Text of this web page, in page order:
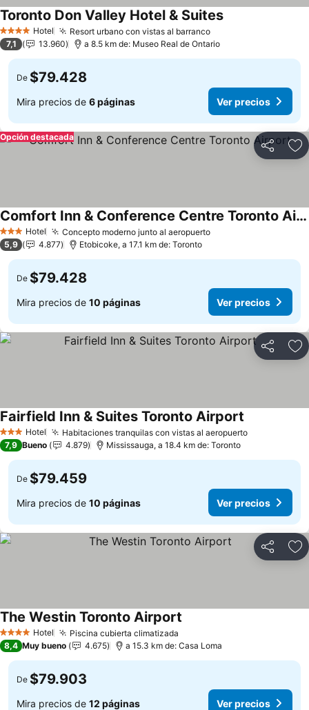
4 EstrellasHotel Resort urbano con vistas al barrancoVer precios
Toronto Don Valley Hotel & SuitesVer precios
7,1 13.960 a 8.5 km de: Museo Real de Ontario
De $79.428
Mira precios de 6 páginas Ver precios
Compartir
Opción destacada
3 Estrellas
Hotel Concepto moderno junto al aeropuertoVer precios
Comfort Inn & Conference Centre Toronto Airport
Ver precios
5,9 4.877 Etobicoke, a 17.1 km de: Toronto
De $79.428
Mira precios de 10 páginas Ver precios
Compartir
3 Estrellas
Hotel Habitaciones tranquilas con vistas al aeropuertoVer precios
Fairfield Inn & Suites Toronto Airport
7,9 Bueno 4.879 Mississauga, a 18.4 km de: Toronto
De $79.459
Mira precios de 10 páginas Ver precios
Compartir
4 EstrellasHotel Piscina cubierta climatizada
The Westin Toronto Airport
8,4 Muy bueno 4.675 a 15.3 km de: Casa Loma
De $79.903
Mira precios de 12 páginas Ver precios